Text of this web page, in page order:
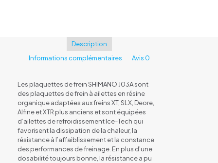
Description
Informations complémentaires
Avis 0
Les plaquettes de frein SHIMANO J03A sont
des plaquettes de frein à ailettes en résine
organique adaptées aux freins XT, SLX, Deore,
Alfine et XTR plus anciens et sont équipées
d’ailettes de refroidissement Ice-Tech qui
favorisent la dissipation de la chaleur, la
résistance à l’affaiblissement et la constance
des performances de freinage. En plus d’une
dosabilité toujours bonne, la résistance a pu